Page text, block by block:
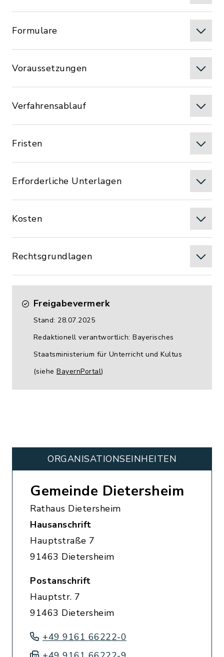
Formulare
Voraussetzungen
Verfahrensablauf
Fristen
Erforderliche Unterlagen
Kosten
Rechtsgrundlagen
Freigabevermerk
Stand: 28.07.2025
Redaktionell verantwortlich: Bayerisches
Staatsministerium für Unterricht und Kultus
(siehe BayernPortal)
ORGANISATIONS­EINHEITEN
Gemeinde Dietersheim
Rathaus Dietersheim
Hausanschrift
Hauptstraße 7
91463 Dietersheim
Postanschrift
Hauptstr. 7
91463 Dietersheim
+49 9161 66222-0